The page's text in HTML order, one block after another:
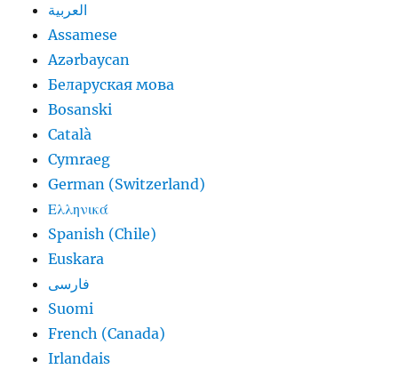
العربية
Assamese
Azərbaycan
Беларуская мова
Bosanski
Català
Cymraeg
German (Switzerland)
Ελληνικά
Spanish (Chile)
Euskara
فارسی
Suomi
French (Canada)
Irlandais